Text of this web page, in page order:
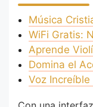
Música
WiFi Gratis:
Aprende
Domina el
Voz Increíble